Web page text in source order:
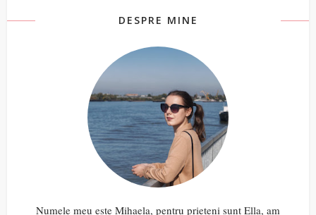
DESPRE MINE
Numele meu este Mihaela, pentru prieteni sunt Ella, am